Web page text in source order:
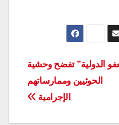
الدولية” تفضح وحشية
الحوثيين وممارساتهم
الإجرامية